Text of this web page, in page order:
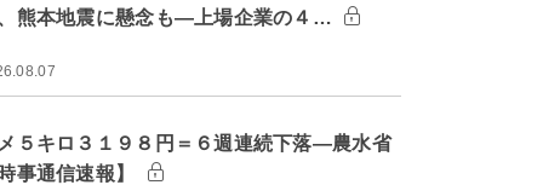
熊本地震に懸念も―上場企業の４…
５キロ３１９８円＝６週連続下落―農水省
時事通信速報】